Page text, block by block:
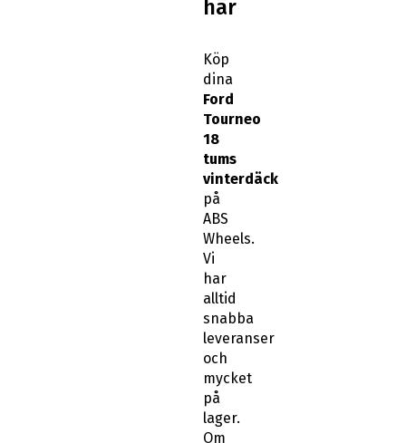
dina
Ford
Tourneo
18
tums
vinterdäck
på
ABS
Wheels.
Vi
har
alltid
snabba
leveranser
och
mycket
på
lager.
Om
du